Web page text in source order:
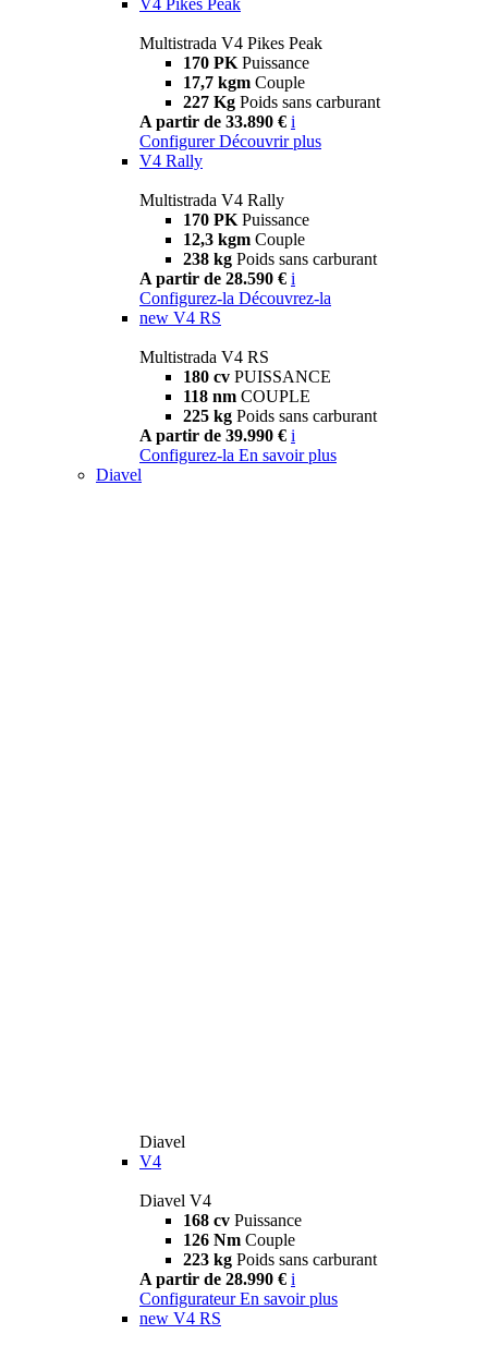
Multistrada V4 Pikes Peak
170 PK Puissance
17,7 kgm Couple
227 Kg Poids sans carburant
A partir de 33.890 € i
Configurer Découvrir plus
V4 Rally
Multistrada V4 Rally
170 PK Puissance
12,3 kgm Couple
238 kg Poids sans carburant
A partir de 28.590 € i
Configurez-la Découvrez-la
new V4 RS
Multistrada V4 RS
180 cv PUISSANCE
118 nm COUPLE
225 kg Poids sans carburant
A partir de 39.990 € i
Configurez-la En savoir plus
Diavel
Diavel
V4
Diavel V4
168 cv Puissance
126 Nm Couple
223 kg Poids sans carburant
A partir de 28.990 € i
Configurateur En savoir plus
new V4 RS